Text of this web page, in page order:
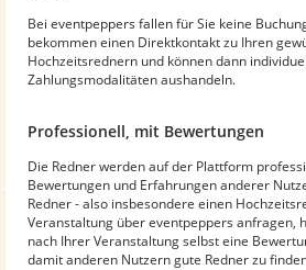
Bei eventpeppers fallen für Sie keine
bekommen einen Direktkontakt zu Ihren
Hochzeitsrednern und können dann
Zahlungsmodalitäten aushandeln.
Professionell, mit Bewertungen
Die Redner werden auf der Plattform
Bewertungen und Erfahrungen anderer
Redner - also insbesondere einen
Veranstaltung über eventpeppers anfragen,
nach Ihrer Veranstaltung selbst eine
damit anderen Nutzern gute Redner zu